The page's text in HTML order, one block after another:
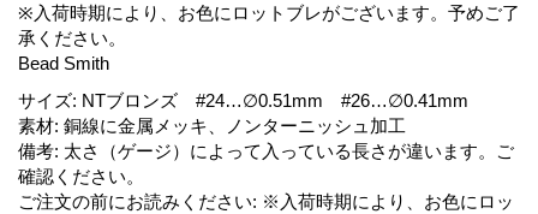
※入荷時期により、お色にロットブレがございます。予めご了
承ください。
Bead Smith
サイズ: NTブロンズ #24…∅0.51mm #26…∅0.41mm
素材: 銅線に金属メッキ、ノンターニッシュ加工
備考: 太さ（ゲージ）によって入っている長さが違います。ご
確認ください。
ご注文の前にお読みください: ※入荷時期により、お色にロッ